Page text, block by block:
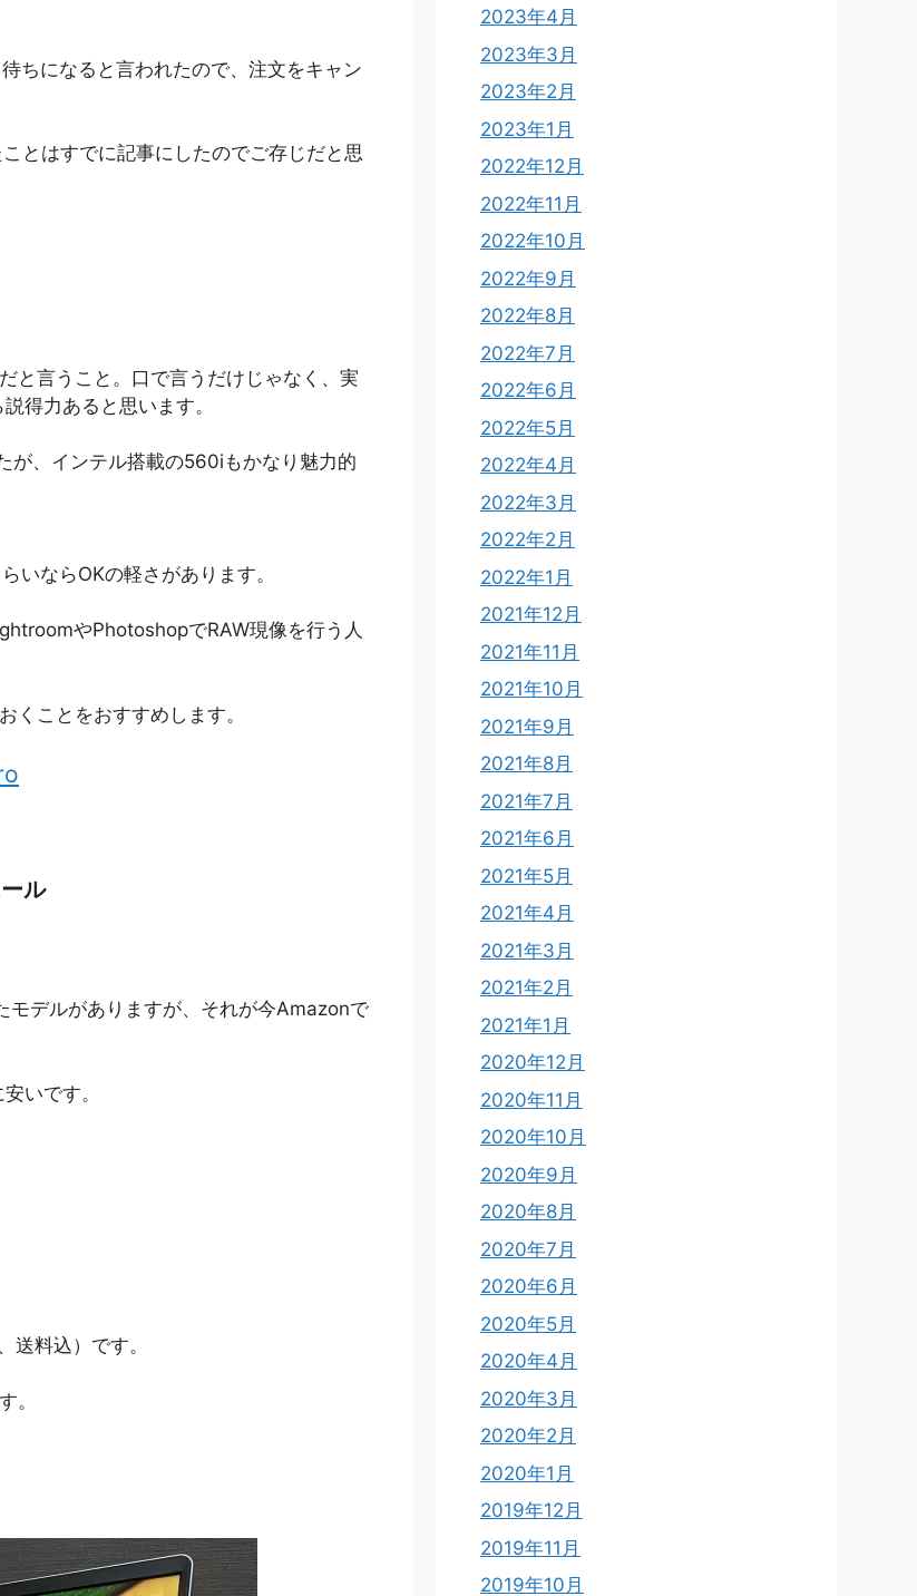
ちになると言われたので、注文をキャン
とはすでに記事にしたのでご存じだと思
と言うこと。口で言うだけじゃなく、実
得力あると思います。
が、インテル搭載の560iもかなり魅力的
いならOKの軽さがあります。
やPhotoshopでRAW現像を行う人
くことをおすすめします。
ル
デルがありますが、それが今Amazonで
いです。
送料込）です。
。
2023年4月
2023年3月
2023年2月
2023年1月
2022年12月
2022年11月
2022年10月
2022年9月
2022年8月
2022年7月
2022年6月
2022年5月
2022年4月
2022年3月
2022年2月
2022年1月
2021年12月
2021年11月
2021年10月
2021年9月
2021年8月
2021年7月
2021年6月
2021年5月
2021年4月
2021年3月
2021年2月
2021年1月
2020年12月
2020年11月
2020年10月
2020年9月
2020年8月
2020年7月
2020年6月
2020年5月
2020年4月
2020年3月
2020年2月
2020年1月
2019年12月
2019年11月
2019年10月